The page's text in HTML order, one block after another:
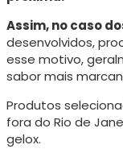
Assim, no caso
desenvolvidos,
esse motivo,
sabor mais
Produtos
fora do Rio de
gelox.